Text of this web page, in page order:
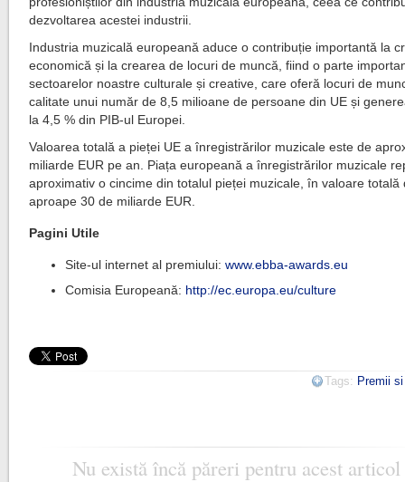
dezvoltarea acestei industrii.
Industria muzicală europeană aduce o contribuție importantă la
economică și la crearea de locuri de muncă, fiind o parte
sectoarelor noastre culturale și creative, care oferă locuri de
calitate unui număr de 8,5 milioane de persoane din UE și
la 4,5 % din PIB-ul Europei.
Valoarea totală a pieței UE a înregistrărilor muzicale este de
miliarde EUR pe an. Piața europeană a înregistrărilor muzicale
aproximativ o cincime din totalul pieței muzicale, în valoare totală
aproape 30 de miliarde EUR.
Pagini Utile
Site-ul internet al premiului:www.ebba-awards.eu
Comisia Europeană: http://ec.europa.eu/culture
Tags: Premii
Nu există încă păreri pentru acest articol